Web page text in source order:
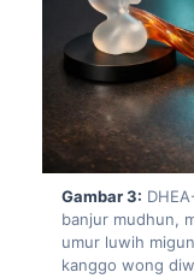
Gambar 3:
banjur mudhun,
umur luwih
kanggo wong